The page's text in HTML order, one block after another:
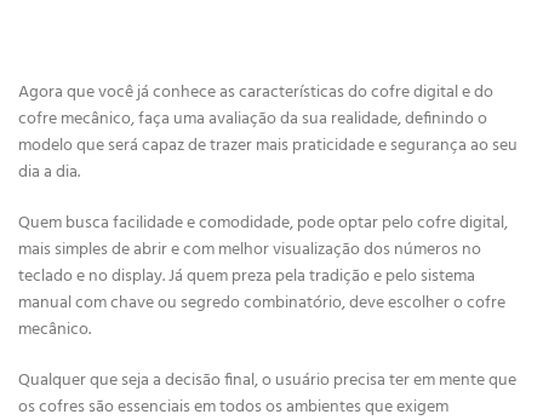
Agora que você já conhece as características do cofre digital e do
cofre mecânico, faça uma avaliação da sua realidade, definindo o
modelo que será capaz de trazer mais praticidade e segurança ao seu
dia a dia.
Quem busca facilidade e comodidade, pode optar pelo cofre digital,
mais simples de abrir e com melhor visualização dos números no
teclado e no display. Já quem preza pela tradição e pelo sistema
manual com chave ou segredo combinatório, deve escolher o cofre
mecânico.
Qualquer que seja a decisão final, o usuário precisa ter em mente que
os cofres são essenciais em todos os ambientes que exigem